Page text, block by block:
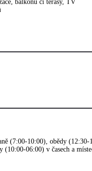
balkonu či terasy, TV
(7:00-10:00), obědy
06:00) v časech a